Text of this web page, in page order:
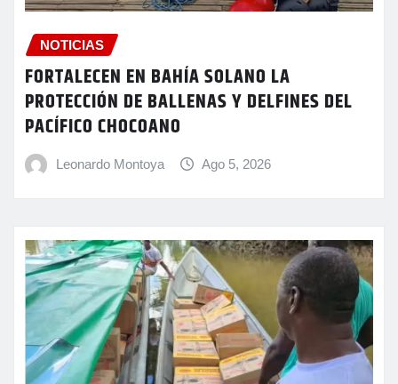
NOTICIAS
FORTALECEN EN BAHÍA SOLANO LA
PROTECCIÓN DE BALLENAS Y DELFINES DEL
PACÍFICO CHOCOANO
Leonardo Montoya Ago 5, 2026